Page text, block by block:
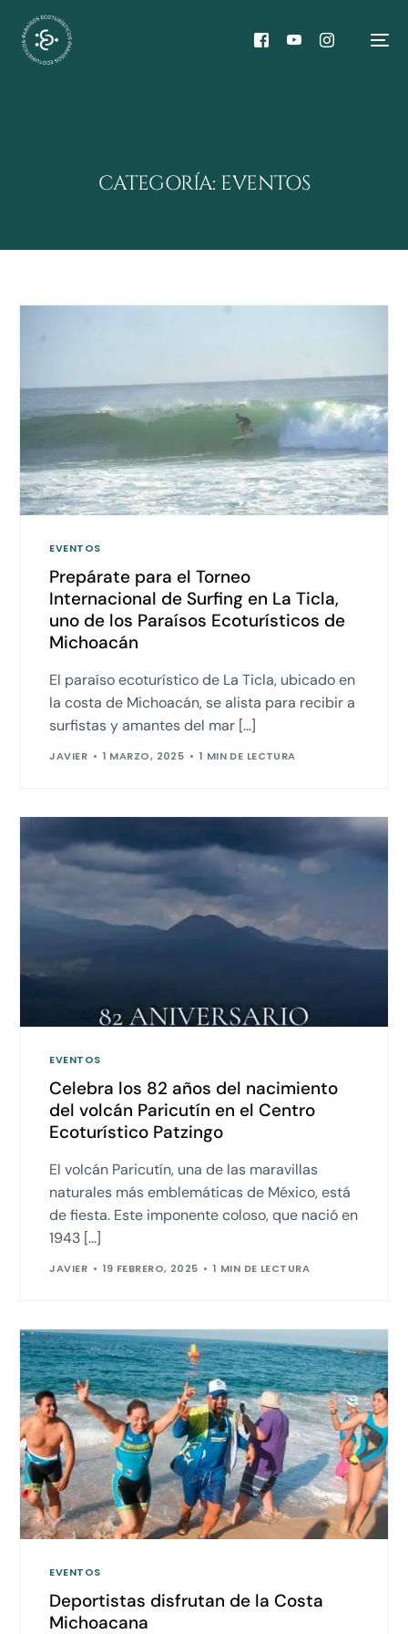
CATEGORÍA: EVENTOS
EVENTOS
Prepárate para el Torneo
Internacional de Surfing en La Ticla,
uno de los Paraísos Ecoturísticos de
Michoacán
El paraíso ecoturístico de La Ticla, ubicado en
la costa de Michoacán, se alista para recibir a
surfistas y amantes del mar […]
JAVIER 1 MARZO, 2025 1 MIN DE LECTURA
EVENTOS
Celebra los 82 años del nacimiento
del volcán Paricutín en el Centro
Ecoturístico Patzingo
El volcán Paricutín, una de las maravillas
naturales más emblemáticas de México, está
de fiesta. Este imponente coloso, que nació en
1943 […]
JAVIER 19 FEBRERO, 2025 1 MIN DE LECTURA
EVENTOS
Deportistas disfrutan de la Costa
Michoacana